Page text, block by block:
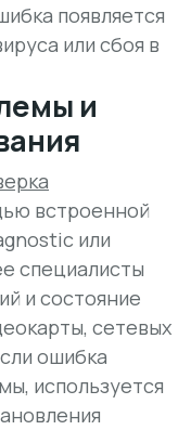
появляется
или сбоя в
и
встроенной
или
специалисты
и состояние
сетевых
ошибка
используется